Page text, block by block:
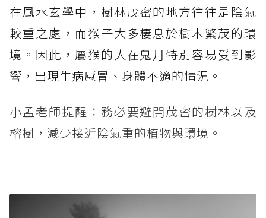
在風水玄學中，樹林茂密的地方往往是陰氣
較重之處，而猴子大多棲息於樹木繁茂的環
境。因此，屬猴的人在鬼月特別容易受到影
響，出現生病感冒、身體不適的情況。
小孟老師提醒：務必要避開茂密的樹林以及
榕樹，減少接近陰氣重的植物與環境。